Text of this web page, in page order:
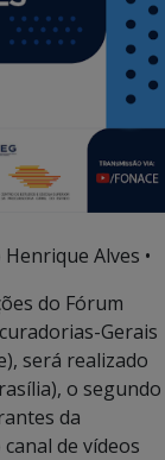
Alves •
do Fórum
Gerais
será realizado
o segundo
da
de vídeos